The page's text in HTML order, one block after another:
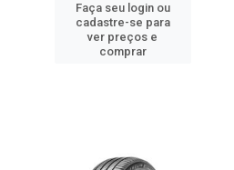
Faça seu login ou
cadastre-se para
ver preços e
comprar